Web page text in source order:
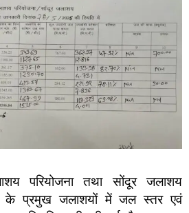
परियोजना तथा सोंदूर जलाशय
के प्रमुख जलाशयों में जल स्तर एवं